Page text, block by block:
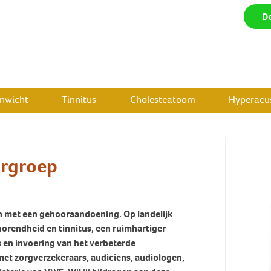
Tinnitus Cholesteatoom
met een gehooraandoening. Op landelijk
en tinnitus, een ruimhartiger
invoering van het verbeterde
zorgverzekeraars, audiciens, audiologen,